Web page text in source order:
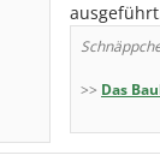
>> Das